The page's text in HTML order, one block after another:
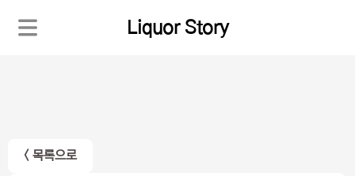
Liquor Story
< 목록으로